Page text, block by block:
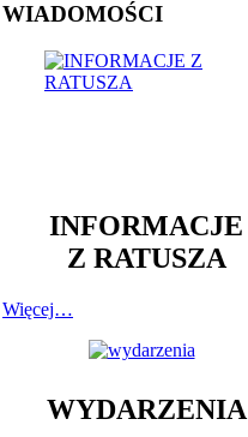
WIADOMOŚCI
INFORMACJE
Z RATUSZA
Więcej…
WYDARZENIA